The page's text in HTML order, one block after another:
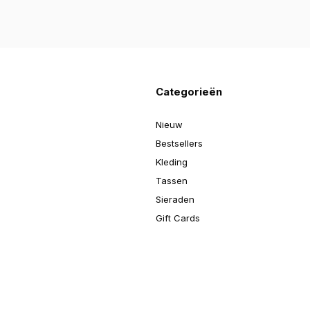
Categorieën
Nieuw
Bestsellers
Kleding
Tassen
Sieraden
Gift Cards